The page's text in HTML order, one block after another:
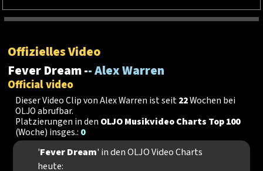
Offizielles Video
Fever Dream -- Alex Warren
Official video
Dieser Video Clip von Alex Warren ist seit22Wochen bei
OLJO abrufbar.
Platzierungen in den OLJO Musikvideo Charts Top 100
(Woche) insges.: 0
'Fever Dream' in den OLJO Video Charts
heute: